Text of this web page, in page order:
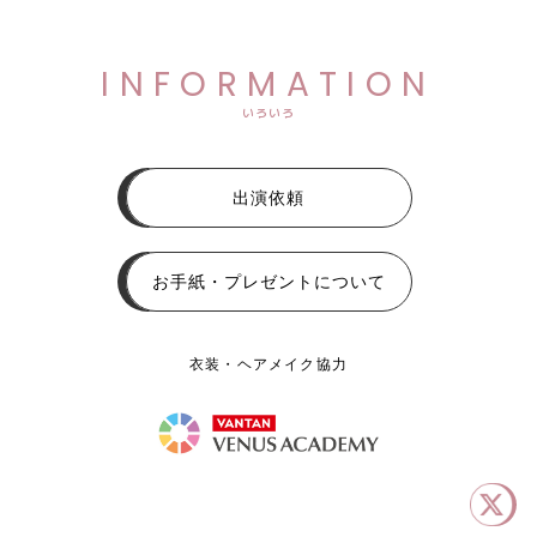
INFORMATION
いろいろ
出演依頼
お手紙・プレゼントについて
衣装・ヘアメイク協力